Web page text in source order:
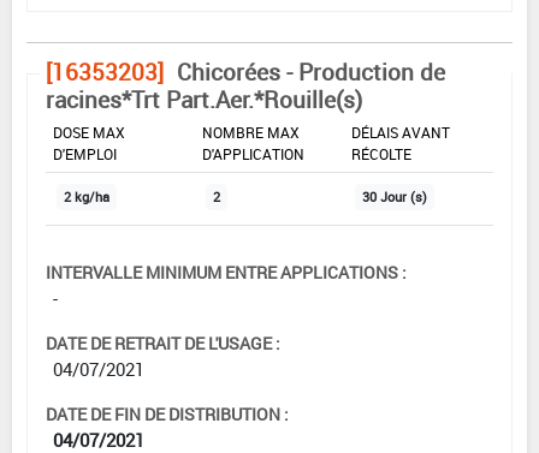
[16353203] Chicorées - Production de
racines*Trt Part.Aer.*Rouille(s)
DOSE MAX
D'EMPLOI
NOMBRE MAX
D'APPLICATION
DÉLAIS AVANT
RÉCOLTE
2 kg/ha 2 30 Jour (s)
INTERVALLE MINIMUM ENTRE APPLICATIONS :
-
DATE DE RETRAIT DE L'USAGE :
04/07/2021
DATE DE FIN DE DISTRIBUTION :
04/07/2021